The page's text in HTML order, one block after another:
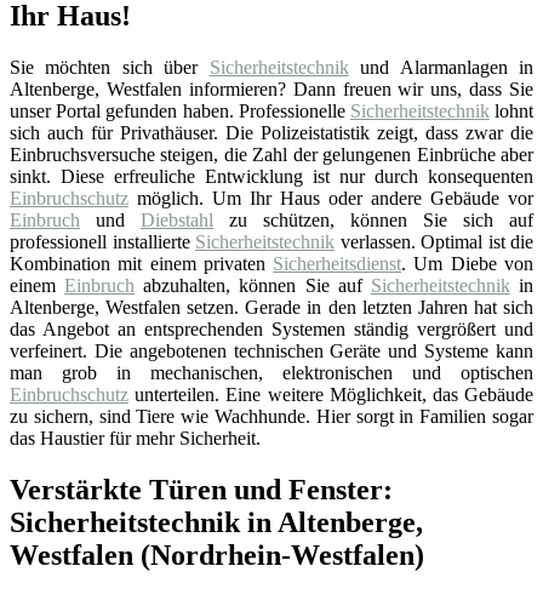
Ihr Haus!
Sie möchten sich über Sicherheitstechnikund Alarmanlagen in
Altenberge, Westfalen informieren? Dann freuen wir uns, dass Sie
unser Portal gefunden haben. Professionelle Sicherheitstechniklohnt
sich auch für Privathäuser. Die Polizeistatistik zeigt, dass zwar die
Einbruchsversuche steigen, die Zahl der gelungenen Einbrüche aber
sinkt. Diese erfreuliche Entwicklung ist nur durch konsequenten
Einbruchschutz möglich. Um Ihr Haus oder andere Gebäude vor
Einbruch und Diebstahl zu schützen, können Sie sich auf
professionell installierte Sicherheitstechnik verlassen. Optimal ist die
Kombination mit einem privaten Sicherheitsdienst. Um Diebe von
einemEinbruch abzuhalten, können Sie auf Sicherheitstechnikin
Altenberge, Westfalen setzen. Gerade in den letzten Jahren hat sich
das Angebot an entsprechenden Systemen ständig vergrößert und
verfeinert. Die angebotenen technischen Geräte und Systeme kann
man grob in mechanischen, elektronischen und optischen
Einbruchschutz unterteilen. Eine weitere Möglichkeit, das Gebäude
zu sichern, sind Tiere wie Wachhunde. Hier sorgt in Familien sogar
das Haustier für mehr Sicherheit.
Verstärkte Türen und Fenster:
Sicherheitstechnik in Altenberge,
Westfalen (Nordrhein-Westfalen)